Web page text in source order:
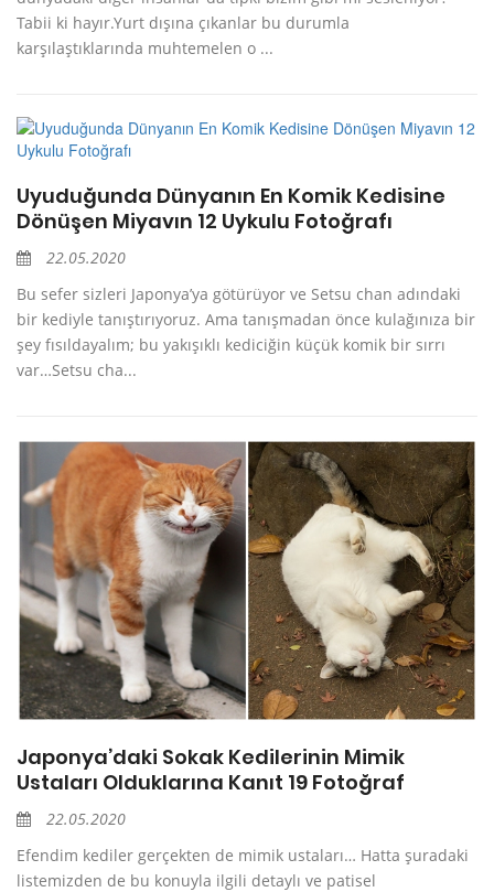
Tabii ki hayır.Yurt dışına çıkanlar bu durumla
karşılaştıklarında muhtemelen o ...
Uyuduğunda Dünyanın En Komik Kedisine
Dönüşen Miyavın 12 Uykulu Fotoğrafı
22.05.2020
Bu sefer sizleri Japonya’ya götürüyor ve Setsu chan adındaki
bir kediyle tanıştırıyoruz. Ama tanışmadan önce kulağınıza bir
şey fısıldayalım; bu yakışıklı kediciğin küçük komik bir sırrı
var…Setsu cha...
Japonya’daki Sokak Kedilerinin Mimik
Ustaları Olduklarına Kanıt 19 Fotoğraf
22.05.2020
Efendim kediler gerçekten de mimik ustaları… Hatta şuradaki
listemizden de bu konuyla ilgili detaylı ve patisel